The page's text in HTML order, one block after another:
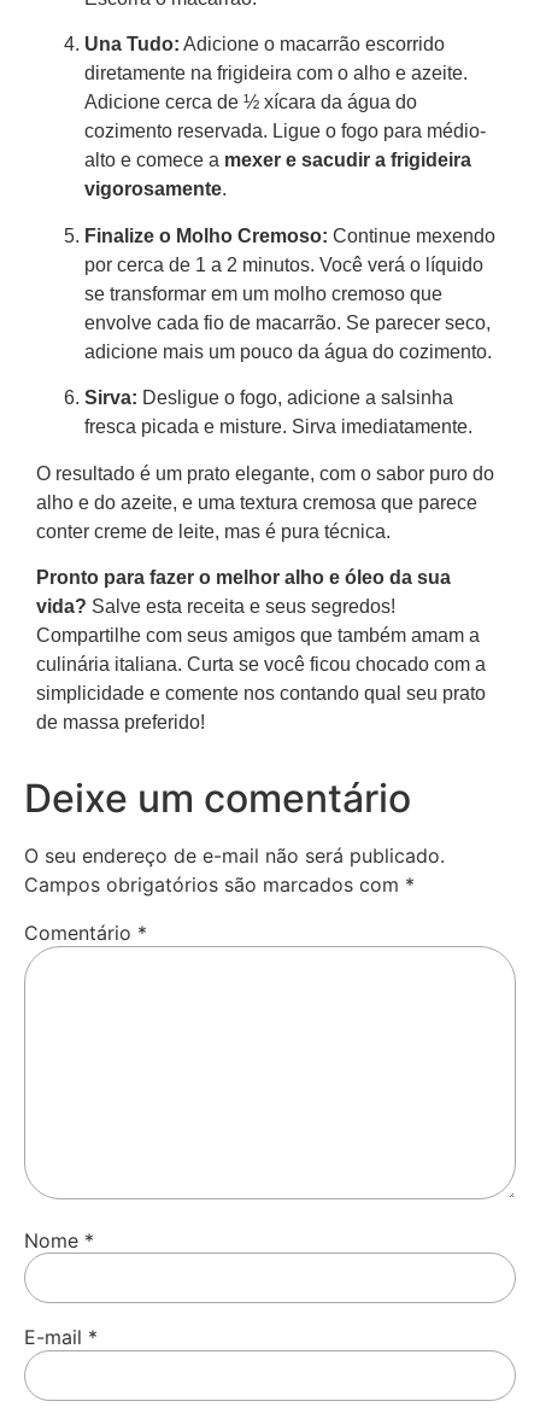
Una Tudo: Adicione o macarrão escorrido
diretamente na frigideira com o alho e azeite.
Adicione cerca de ½ xícara da água do
cozimento reservada. Ligue o fogo para médio-
alto e comece a mexer e sacudir a frigideira
vigorosamente.
Finalize o Molho Cremoso: Continue mexendo
por cerca de 1 a 2 minutos. Você verá o líquido
se transformar em um molho cremoso que
envolve cada fio de macarrão. Se parecer seco,
adicione mais um pouco da água do cozimento.
Sirva: Desligue o fogo, adicione a salsinha
fresca picada e misture. Sirva imediatamente.
O resultado é um prato elegante, com o sabor puro do
alho e do azeite, e uma textura cremosa que parece
conter creme de leite, mas é pura técnica.
Pronto para fazer o melhor alho e óleo da sua
vida? Salve esta receita e seus segredos!
Compartilhe com seus amigos que também amam a
culinária italiana. Curta se você ficou chocado com a
simplicidade e comente nos contando qual seu prato
de massa preferido!
Deixe um comentário
O seu endereço de e-mail não será publicado.
Campos obrigatórios são marcados com *
Comentário *
Nome *
E-mail *